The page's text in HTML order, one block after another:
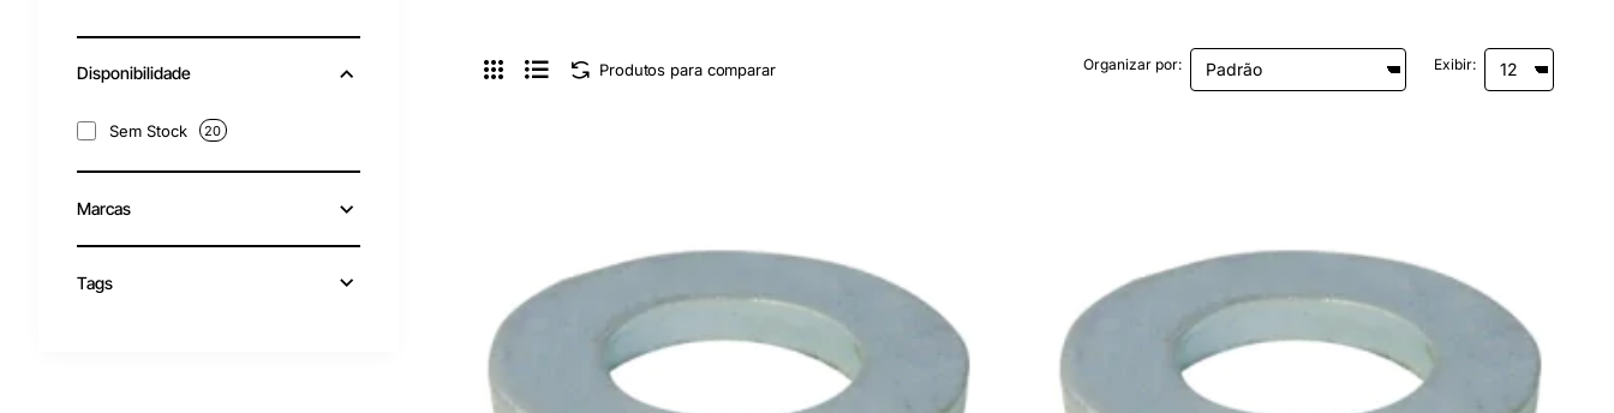
Disponibilidade
Sem Stock 20
Marcas
Tags
Produtos para comparar Organizar por: Exibir: